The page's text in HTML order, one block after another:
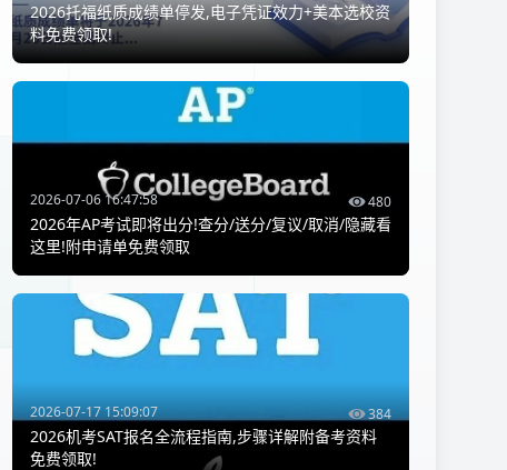
2026托福纸质成绩单停发,电子凭证效力+美本选校资
料免费领取!
2026-07-06 16:47:58 480
2026年AP考试即将出分!查分/送分/复议/取消/隐藏看
这里!附申请单免费领取
2026-07-17 15:09:07 384
2026机考SAT报名全流程指南,步骤详解附备考资料
免费领取!